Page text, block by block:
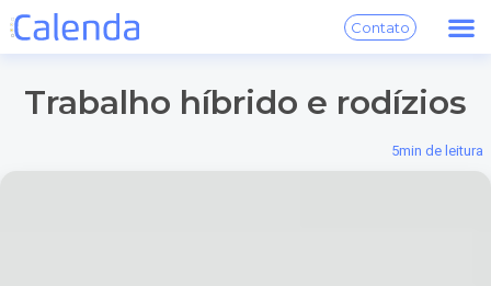
Contato
Trabalho híbrido e rodízios
5min de leitura